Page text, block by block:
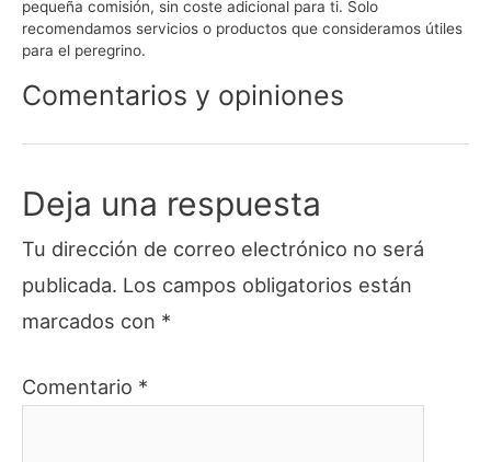
pequeña comisión, sin coste adicional para ti. Solo
recomendamos servicios o productos que consideramos útiles
para el peregrino.
Comentarios y opiniones
Deja una respuesta
Tu dirección de correo electrónico no será
publicada. Los campos obligatorios están
marcados con *
Comentario *